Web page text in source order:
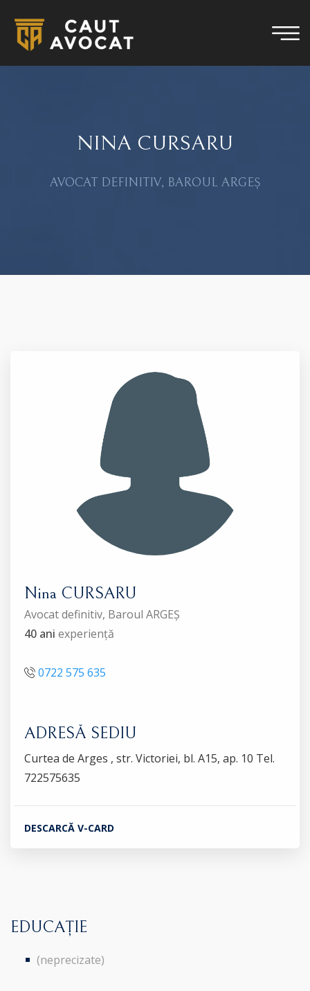
NINA CURSARU
AVOCAT DEFINITIV, BAROUL ARGEȘ
Nina CURSARU
Avocat definitiv, Baroul ARGEȘ
40 ani experiență
0722 575 635
ADRESĂ SEDIU
Curtea de Arges , str. Victoriei, bl. A15, ap. 10 Tel.
722575635
DESCARCĂ V-CARD
EDUCAȚIE
(neprecizate)